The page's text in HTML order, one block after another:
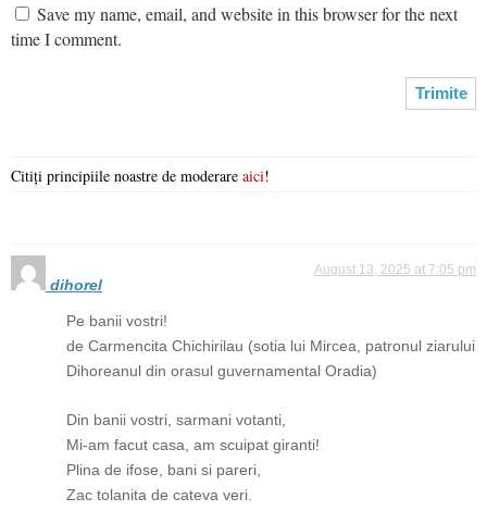
Save my name, email, and website in this browser for the next
time I comment.
Citiți principiile noastre de moderare aici!
dihorel
August 13, 2025 at 7:05 pm
Pe banii vostri!
de Carmencita Chichirilau (sotia lui Mircea, patronul ziarului
Dihoreanul din orasul guvernamental Oradia)
Din banii vostri, sarmani votanti,
Mi-am facut casa, am scuipat giranti!
Plina de ifose, bani si pareri,
Zac tolanita de cateva veri.